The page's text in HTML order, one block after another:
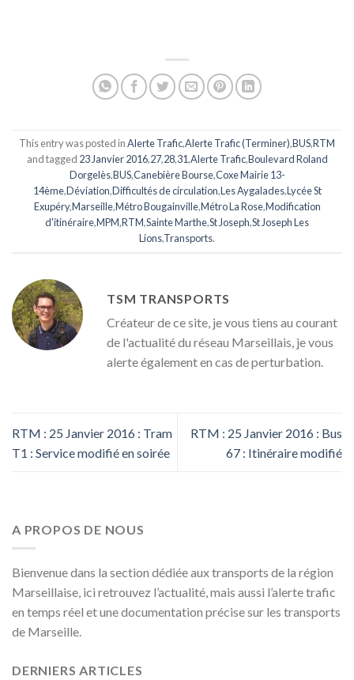
This entry was posted inAlerte Trafic,Alerte Trafic (Terminer),BUS,RTM
and tagged 23 Janvier 2016,27,28,31,Alerte Trafic,Boulevard Roland
Dorgelès,BUS,Canebière Bourse,Coxe Mairie 13-
14ème,Déviation,Difficultés de circulation,Les Aygalades,Lycée St
Exupéry,Marseille,Métro Bougainville,Métro La Rose,Modification
d'itinéraire,MPM,RTM,Sainte Marthe,St Joseph,St Joseph Les
Lions,Transports.
TSM TRANSPORTS
Créateur de ce site, je vous tiens au courant
de l'actualité du réseau Marseillais, je vous
alerte également en cas de perturbation.
RTM : 25 Janvier 2016 : Tram
T1 : Service modifié en soirée
RTM : 25 Janvier 2016 : Bus
67 : Itinéraire modifié
A PROPOS DE NOUS
Bienvenue dans la section dédiée aux transports de la région
Marseillaise, ici retrouvez l’actualité, mais aussi l’alerte trafic
en temps réel et une documentation précise sur les transports
de Marseille.
DERNIERS ARTICLES